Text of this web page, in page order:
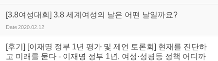
[3.8여성대회] 3.8 세계여성의 날은 어떤 날일까요?
Date2020.02.12
[후기] [이재명 정부 1년 평가 및 제언 토론회] 현재를 진단하
고 미래를 묻다 - 이재명 정부 1년, 여성·성평등 정책 어디까